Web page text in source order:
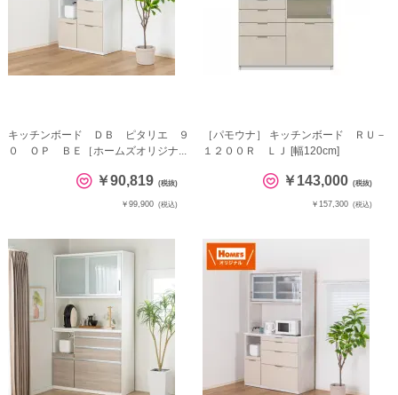
キッチンボード ＤＢ ピタリエ ９
０ ＯＰ ＢＥ［ホームズオリジナ...
￥90,819 (税抜)
￥99,900 (税込)
［パモウナ］ キッチンボード ＲＵ－
１２００Ｒ ＬＪ [幅120cm]
￥143,000 (税抜)
￥157,300 (税込)